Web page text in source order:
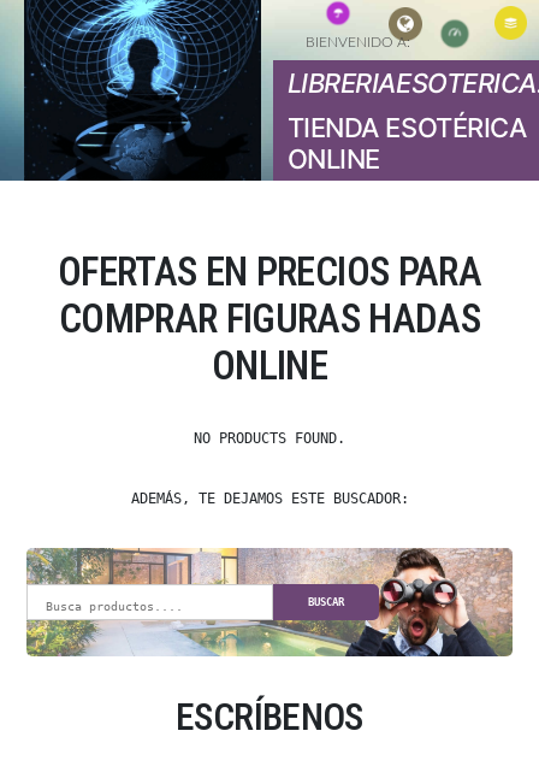
TIENDA ESOTÉRICA
ONLINE
BIENVENIDO A:
OFERTAS EN PRECIOS PARA
COMPRAR FIGURAS HADAS
ONLINE
NO PRODUCTS FOUND.
ADEMÁS, TE DEJAMOS ESTE BUSCADOR:
BUSCAR
ESCRÍBENOS